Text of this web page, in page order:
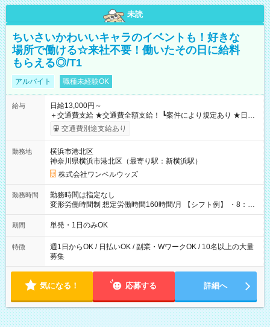
未読
ちいさいかわいいキャラのイベントも！好きな
場所で働ける☆来社不要！働いたその日に給料
もらえる◎/T1
アルバイト 職種未経験OK
給与
日給13,000円～
＋交通費支給 ★交通費全額支給！ ┗案件により規定あり ★日払
いOK！（規定あり） ┗働いたその日に現金GET♪ お仕事後はコ
ンビニATMから 日払い分を引き落とせます！ 【試用期間】試
交通費別途支給あり
勤務地
横浜市港北区
神奈川県横浜市港北区（最寄り駅：新横浜駅）
株式会社ワンベルウッズ
勤務時間
勤務時間は指定なし
変形労働時間制 想定労働時間160時間/月 【シフト例】 ・8：00
～21：00
期間 単発・1日のみOK
特徴
週1日からOK / 日払いOK / 副業・WワークOK / 10名以上の大量
募集
気になる！ 応募する 詳細へ